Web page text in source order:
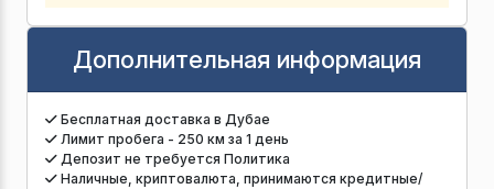
Дополнительная информация
Бесплатная доставка в Дубае
Лимит пробега - 250 км за 1 день
Депозит не требуется Политика
Наличные, криптовалюта, принимаются кредитные/